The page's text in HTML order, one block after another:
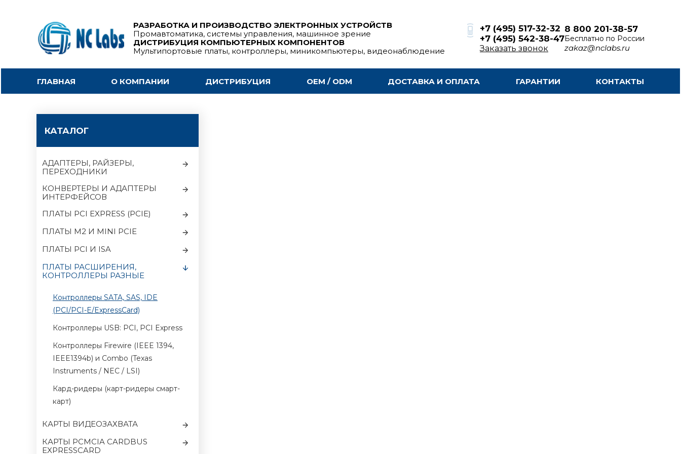
РАЗРАБОТКА И ПРОИЗВОДСТВО ЭЛЕКТРОННЫХ УСТРОЙСТВ
Промавтоматика, системы управления, машинное зрение
ДИСТРИБУЦИЯ КОМПЬЮТЕРНЫХ КОМПОНЕНТОВ
Мультипортовые платы, контроллеры, миникомпьютеры, видеонаблюдение
+7 (495) 517-32-32
+7 (495) 542-38-47
Заказать звонок
8 800 201-38-57
Бесплатно по России
zakaz@nclabs.ru
ГЛАВНАЯ О КОМПАНИИ ДИСТРИБУЦИЯ OEM / ODM ДОСТАВКА И ОПЛАТА ГАРАНТИИ КОНТАКТЫ
КАТАЛОГ
АДАПТЕРЫ, РАЙЗЕРЫ,
ПЕРЕХОДНИКИ
КОНВЕРТЕРЫ И АДАПТЕРЫ
ИНТЕРФЕЙСОВ
ПЛАТЫ PCI EXPRESS (PCIE)
ПЛАТЫ M2 И MINI PCIE
ПЛАТЫ PCI И ISA
ПЛАТЫ РАСШИРЕНИЯ,
КОНТРОЛЛЕРЫ РАЗНЫЕ
Контроллеры SATA, SAS, IDE
(PCI/PCI-E/ExpressCard)
Контроллеры USB: PCI, PCI Express
Контроллеры Firewire (IEEE 1394,
IEEE1394b) и Combo (Texas
Instruments / NEC / LSI)
Кард-ридеры (карт-ридеры смарт-
карт)
КАРТЫ ВИДЕОЗАХВАТА
КАРТЫ PCMCIA CARDBUS
EXPRESSCARD